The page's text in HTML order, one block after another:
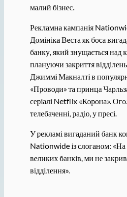
малий бізнес.
Рекламна кампанія
Домініка Веста як боса
банку, який знущається над
плануючи закриття
Джиммі Макналті в
«Проводи» та принца
серіалі Netflix «Корона».
телебаченні, радіо, у пресі.
У рекламі вигаданий банк
Nationwide із слоганом: «На
великих банків, ми не
відділення».